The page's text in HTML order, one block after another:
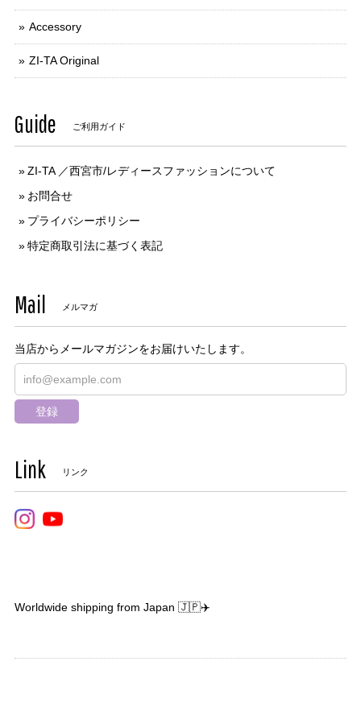
Accessory
ZI-TA Original
Guide ご利用ガイド
ZI-TA ／西宮市/レディースファッションについて
お問合せ
プライバシーポリシー
特定商取引法に基づく表記
Mail メルマガ
当店からメールマガジンをお届けいたします。
登録
Link リンク
Worldwide shipping from Japan 🇯🇵✈️